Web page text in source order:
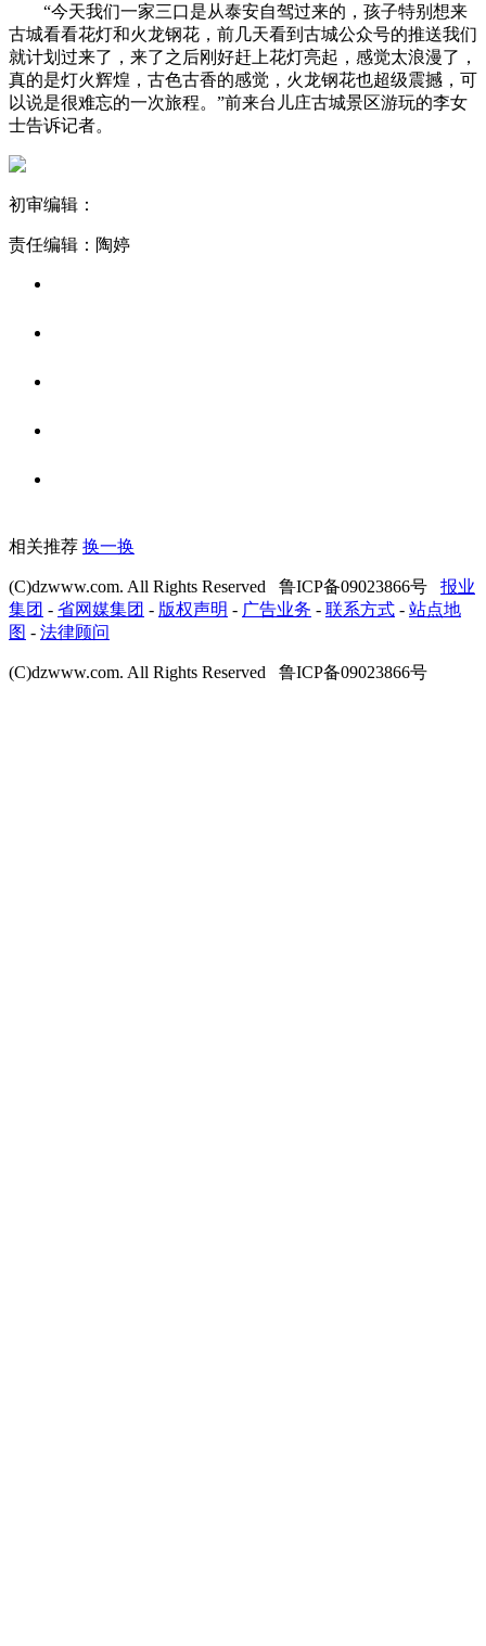
“今天我们一家三口是从泰安自驾过来的，孩子特别想来
古城看看花灯和火龙钢花，前几天看到古城公众号的推送我们
就计划过来了，来了之后刚好赶上花灯亮起，感觉太浪漫了，
真的是灯火辉煌，古色古香的感觉，火龙钢花也超级震撼，可
以说是很难忘的一次旅程。”前来台儿庄古城景区游玩的李女
士告诉记者。
初审编辑：
责任编辑：陶婷
相关推荐 换一换
(C)dzwww.com. All Rights Reserved 鲁ICP备09023866号 报业
集团 - 省网媒集团 - 版权声明 - 广告业务 - 联系方式 - 站点地
图 - 法律顾问
(C)dzwww.com. All Rights Reserved 鲁ICP备09023866号